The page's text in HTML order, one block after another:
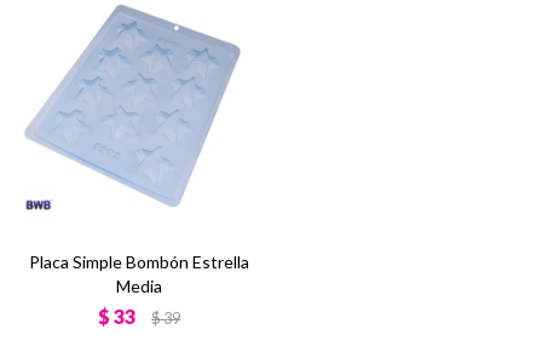
Placa Simple Bombón Estrella
Media
$ 33 $39